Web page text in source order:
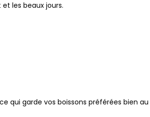
les beaux jours.
qui garde vos boissons préférées bien